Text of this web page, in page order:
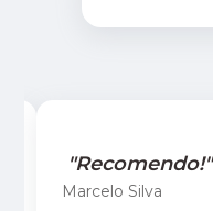
"Recomendo!"
Marcelo Silva